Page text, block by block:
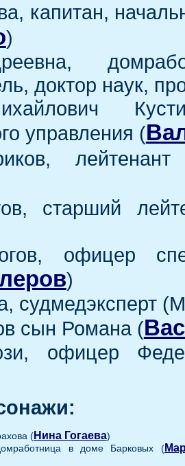
капитан,
)
доктор наук,
управления (
старший
офицер
)
судмедэксперт
сын Романа (
офицер
(Нина Гогаева)
в доме Барковых (